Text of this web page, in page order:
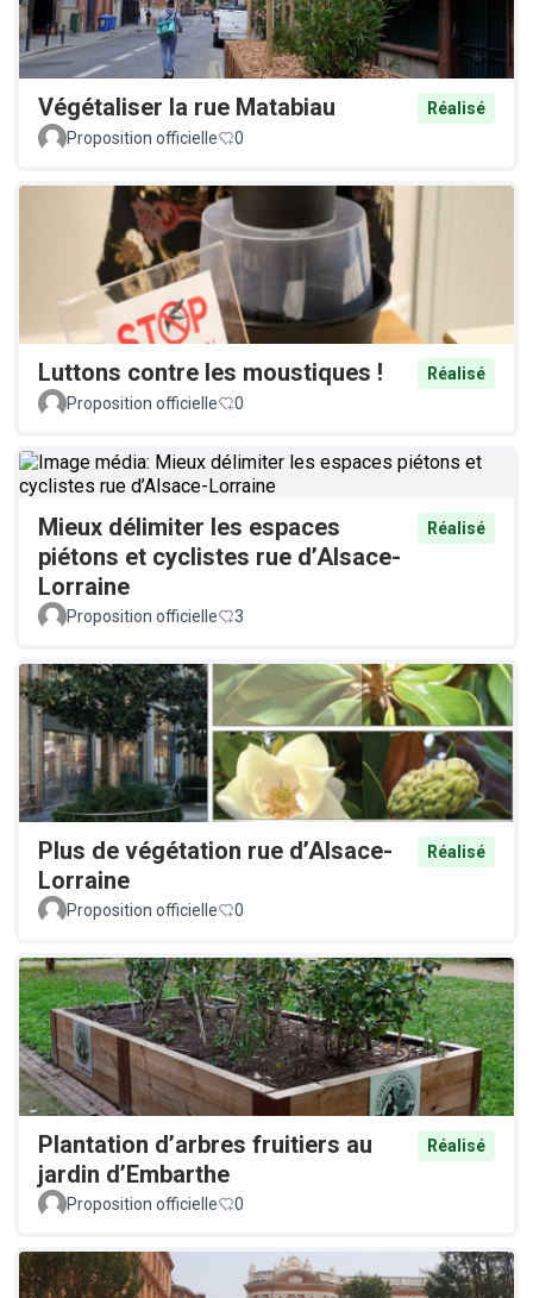
Végétaliser la rue Matabiau
Réalisé
Proposition officielle
0
Luttons contre les moustiques !
Réalisé
Proposition officielle
0
Mieux délimiter les espaces
piétons et cyclistes rue d’Alsace-
Lorraine
Réalisé
Proposition officielle 3
Plus de végétation rue d’Alsace-
Lorraine
Réalisé
Proposition officielle 0
Plantation d’arbres fruitiers au
jardin d’Embarthe
Réalisé
Proposition officielle 0